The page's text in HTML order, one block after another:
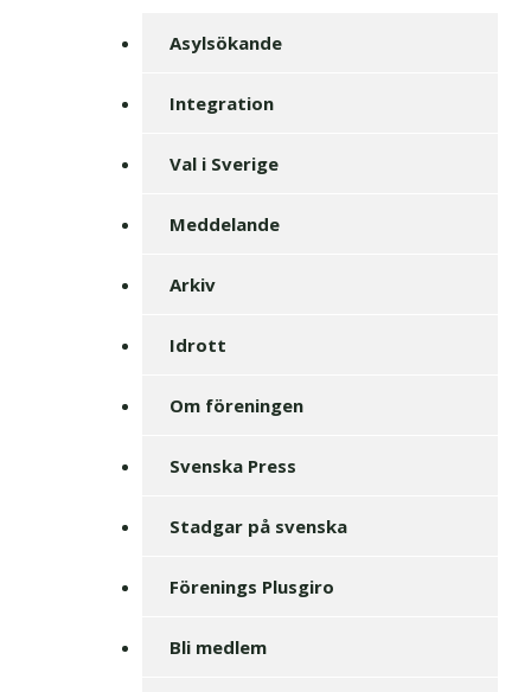
Asylsökande
Integration
Val i Sverige
Meddelande
Arkiv
Idrott
Om föreningen
Svenska Press
Stadgar på svenska
Förenings Plusgiro
Bli medlem